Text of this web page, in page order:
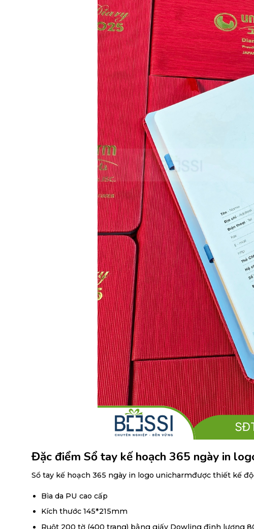
Đặc điểm Sổ tay kế hoạch 365 ngày in
Sổ tay kế hoạch 365 ngày in logo unicharmđược thiết kế
Bìa da PU cao cấp
Kích thước 145*215mm
Ruột 200 tờ (400 trang) bằng giấy Dowling định lượng